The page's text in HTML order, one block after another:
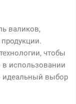
валиков,
чтобы
в использовании
идеальный выбор